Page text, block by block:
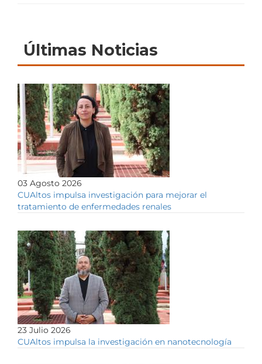
Últimas Noticias
03 Agosto 2026
CUAltos impulsa investigación para mejorar el
tratamiento de enfermedades renales
23 Julio 2026
CUAltos impulsa la investigación en nanotecnología